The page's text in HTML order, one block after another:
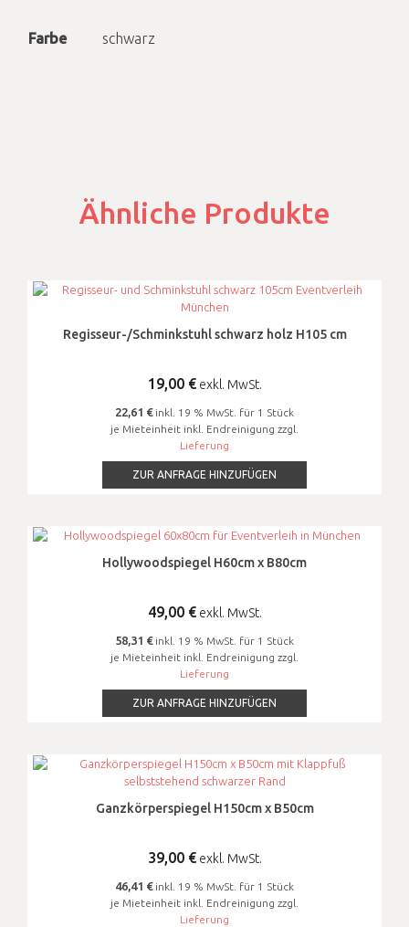
Farbe schwarz
Ähnliche Produkte
Regisseur-/Schminkstuhl schwarz holz H105 cm
19,00 €exkl. MwSt.
22,61 €inkl. 19 % MwSt. für 1 Stück
je Mieteinheit inkl. Endreinigung zzgl.
Lieferung
ZUR ANFRAGE HINZUFÜGEN
Hollywoodspiegel H60cm x B80cm
49,00 €exkl. MwSt.
58,31 €inkl. 19 % MwSt. für 1 Stück
je Mieteinheit inkl. Endreinigung zzgl.
Lieferung
ZUR ANFRAGE HINZUFÜGEN
Ganzkörperspiegel H150cm x B50cm
39,00 €exkl. MwSt.
46,41 €inkl. 19 % MwSt. für 1 Stück
je Mieteinheit inkl. Endreinigung zzgl.
Lieferung